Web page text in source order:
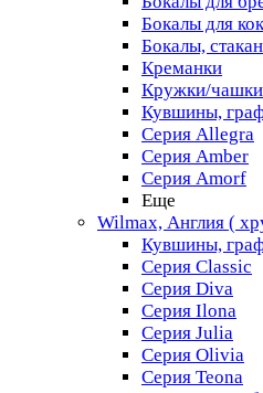
Бокалы для
Бокалы,
Креманки
Кружки/чашки
Кувшины,
Серия Allegra
Серия Amber
Серия Amorf
Еще
Wilmax, Англия (
Кувшины,
Серия Classic
Серия Diva
Серия Ilona
Серия Julia
Серия Olivia
Серия Teona